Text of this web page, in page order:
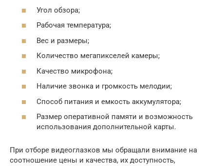
Угол обзора;
Рабочая температура;
Вес и размеры;
Количество мегапикселей камеры;
Качество микрофона;
Наличие звонка и громкость мелодии;
Способ питания и емкость аккумулятора;
Размер оперативной памяти и возможность
использования дополнительной карты.
При отборе видеоглазков мы обращали внимание на
соотношение цены и качества, их доступность,